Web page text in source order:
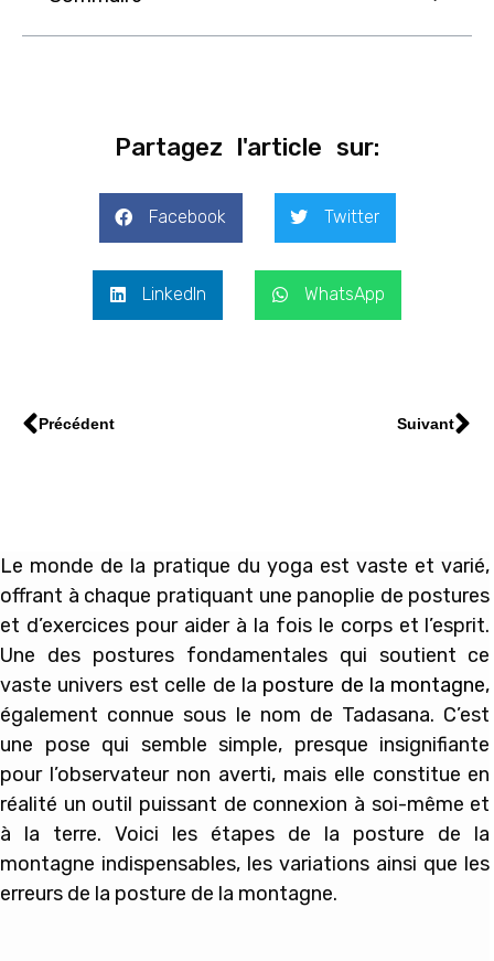
Partagez l'article sur:
Facebook Twitter
LinkedIn WhatsApp
Précédent Suivant
Le monde de la pratique du yoga est vaste et varié,
offrant à chaque pratiquant une panoplie de postures
et d’exercices pour aider à la fois le corps et l’esprit.
Une des postures fondamentales qui soutient ce
vaste univers est celle de la posture de la montagne,
également connue sous le nom de Tadasana. C’est
une pose qui semble simple, presque insignifiante
pour l’observateur non averti, mais elle constitue en
réalité un outil puissant de connexion à soi-même et
à la terre. Voici les étapes de la posture de la
montagne indispensables, les variations ainsi que les
erreurs de la posture de la montagne.